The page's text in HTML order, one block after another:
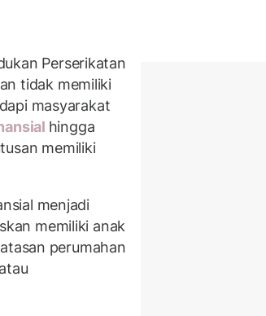
Perserikatan
tidak memiliki
masyarakat
hingga
memiliki
menjadi
memiliki anak
perumahan